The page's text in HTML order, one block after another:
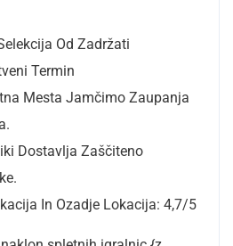
Od Zadržati
Termin
Mesta Jamčimo Zaupanja
Dostavlja Zaščiteno
In Ozadje Lokacija: 4,7/5